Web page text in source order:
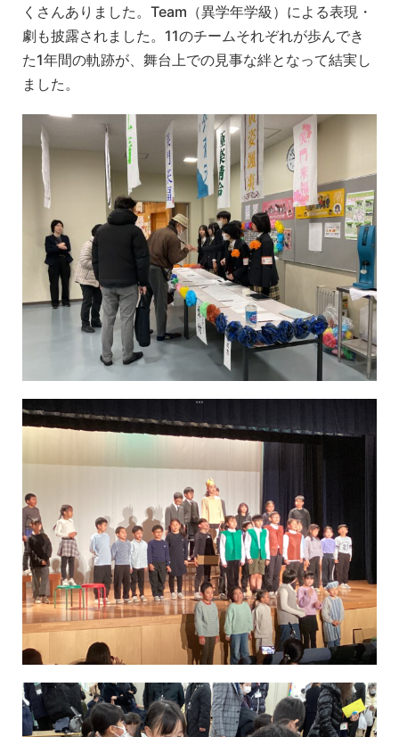
くさんありました。Team（異学年学級）による表現・
劇も披露されました。11のチームそれぞれが歩んでき
た1年間の軌跡が、舞台上での見事な絆となって結実し
ました。